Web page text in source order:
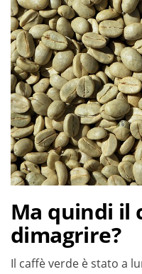
Ma quindi il
dimagrire?
Il caffè verde è stato a